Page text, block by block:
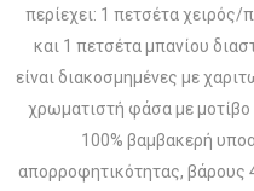
περίεχει: 1 πετσέτα
και 1 πετσέτα μπανίου
είναι διακοσμημένες με
χρωματιστή φάσα με
100% βαμβακερή
απορροφητικότητας, βάρους